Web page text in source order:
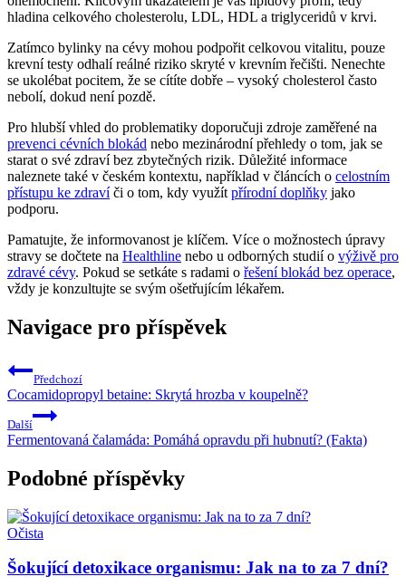
hladina celkového cholesterolu, LDL, HDL a triglyceridů v krvi.
Zatímco bylinky na cévy mohou podpořit celkovou vitalitu, pouze
krevní testy odhalí reálné riziko skryté v krevním řečišti. Nenechte
se ukolébat pocitem, že se cítíte dobře – vysoký cholesterol často
nebolí, dokud není pozdě.
Pro hlubší vhled do problematiky doporučuji zdroje zaměřené na
prevenci cévních blokád nebo mezinárodní přehledy o tom, jak se
starat o své zdraví bez zbytečných rizik. Důležité informace
naleznete také v českém kontextu, například v článcích o celostním
přístupu ke zdravíči o tom, kdy využít přírodní doplňky jako
podporu.
Pamatujte, že informovanost je klíčem. Více o možnostech úpravy
stravy se dočtete na Healthline nebo u odborných studií o výživě pro
zdravé cévy. Pokud se setkáte s radami o řešení blokád bez operace,
vždy je konzultujte se svým ošetřujícím lékařem.
Navigace pro příspěvek
Předchozí
Cocamidopropyl betaine: Skrytá hrozba v koupelně?
Další
Fermentovaná čalamáda: Pomáhá opravdu při hubnutí? (Fakta)
Podobné příspěvky
Očista
Šokující detoxikace organismu: Jak na to za 7 dní?